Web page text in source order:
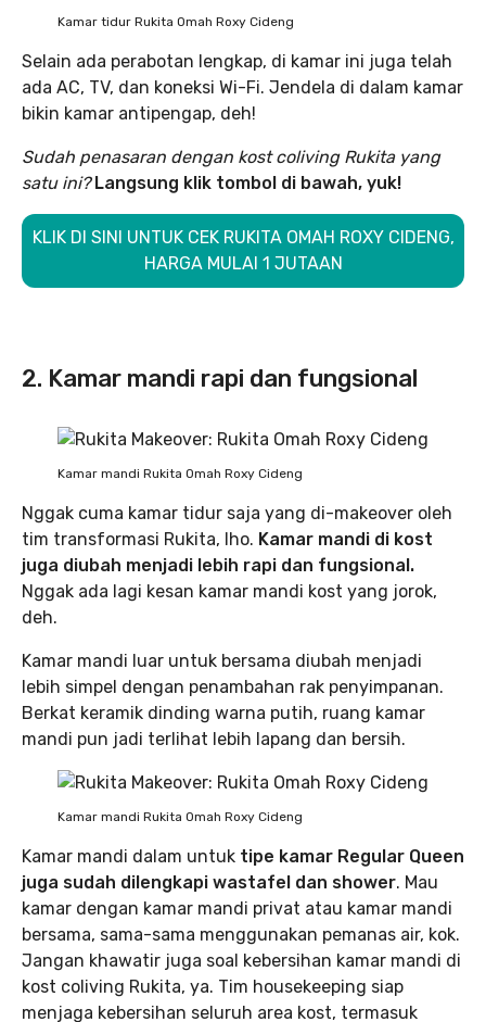
Kamar tidur Rukita Omah Roxy Cideng
Selain ada perabotan lengkap, di kamar ini juga telah
ada AC, TV, dan koneksi Wi-Fi. Jendela di dalam kamar
bikin kamar antipengap, deh!
Sudah penasaran dengan kost coliving Rukita yang
satu ini?Langsung klik tombol di bawah, yuk!
KLIK DI SINI UNTUK CEK RUKITA OMAH ROXY CIDENG,
HARGA MULAI 1 JUTAAN
2. Kamar mandi rapi dan fungsional
Kamar mandi Rukita Omah Roxy Cideng
Nggak cuma kamar tidur saja yang di-makeover oleh
tim transformasi Rukita, lho. Kamar mandi di kost
juga diubah menjadi lebih rapi dan fungsional.
Nggak ada lagi kesan kamar mandi kost yang jorok,
deh.
Kamar mandi luar untuk bersama diubah menjadi
lebih simpel dengan penambahan rak penyimpanan.
Berkat keramik dinding warna putih, ruang kamar
mandi pun jadi terlihat lebih lapang dan bersih.
Kamar mandi Rukita Omah Roxy Cideng
Kamar mandi dalam untuk tipe kamar Regular Queen
juga sudah dilengkapi wastafel dan shower. Mau
kamar dengan kamar mandi privat atau kamar mandi
bersama, sama-sama menggunakan pemanas air, kok.
Jangan khawatir juga soal kebersihan kamar mandi di
kost coliving Rukita, ya. Tim housekeeping siap
menjaga kebersihan seluruh area kost, termasuk